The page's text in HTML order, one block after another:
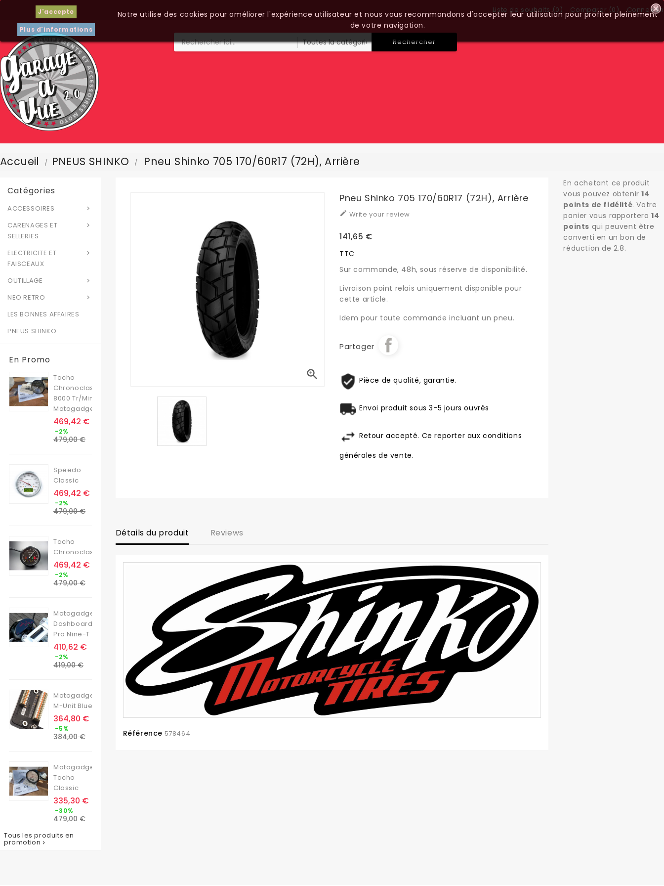
Connexion
Comparer (0)
Liste de souhaits (0)
Rechercher
J'accepte
Plus d'informations
Notre utilise des cookies pour améliorer l'expérience utilisateur et nous vous recommandons d'accepter leur utilisation pour profiter pleinement
de votre navigation.
Accueil PNEUS SHINKO Pneu Shinko 705 170/60R17 (72H), Arrière
Catégories

ACCESSOIRES

CARENAGES ET
SELLERIES

ELECTRICITE ET
FAISCEAUX

OUTILLAGE

NEO RETRO
LES BONNES AFFAIRES
PNEUS SHINKO
En Promo
Tacho
Chronoclassic
8000 Tr/min
Motogadget
Prix
469,42 €
-2%
de
479,00 €
Speedo
Classic
Prix
469,42 €
-2%
de
479,00 €
Tacho
Chronoclassic
Prix
469,42 €
-2%
de
479,00 €
Motogadget
Dashboard
Pro Nine-T
Prix
410,62 €
-2%
de
419,00 €
Motogadget
M-Unit Blue
Prix
364,80 €
-5%
de
384,00 €
Motogadget
Tacho
Classic
Prix
335,30 €
-30%
de
479,00 €
Tous les produits en
promotion 

Pneu Shinko 705 170/60R17 (72H), Arrière
 Write your review
141,65 €
TTC
Sur commande, 48h, sous réserve de disponibilité.
Livraison point relais uniquement disponible pour
cette article.
Idem pour toute commande incluant un pneu.
Partager
Pièce de qualité, garantie.
Envoi produit sous 3-5 jours ouvrés
Retour accepté. Ce reporter aux conditions
générales de vente.
Détails du produit Reviews
Référence 578464
En achetant ce produit
vous pouvez obtenir14
points de fidélité. Votre
panier vous rapportera14
points qui peuvent être
converti en un bon de
réduction de2.8.